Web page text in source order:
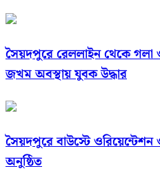
সৈয়দপুরে রেললাইন থেকে গলা
জখম অবস্থায় যুবক উদ্ধার
সৈয়দপুরে বাউস্টে ওরিয়েন্টেশন
অনুষ্ঠিত